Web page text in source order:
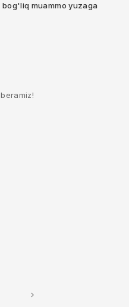
muammo yuzaga